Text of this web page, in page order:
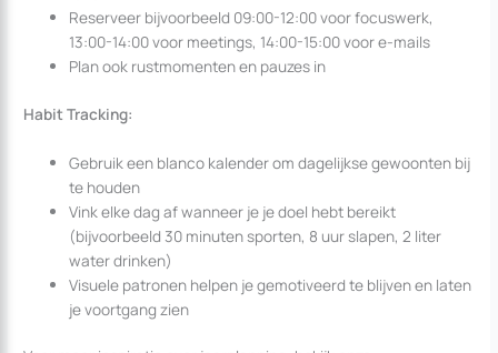
Reserveer bijvoorbeeld 09:00-12:00 voor focuswerk,
13:00-14:00 voor meetings, 14:00-15:00 voor e-mails
Plan ook rustmomenten en pauzes in
Habit Tracking:
Gebruik een blanco kalender om dagelijkse gewoonten bij
te houden
Vink elke dag af wanneer je je doel hebt bereikt
(bijvoorbeeld 30 minuten sporten, 8 uur slapen, 2 liter
water drinken)
Visuele patronen helpen je gemotiveerd te blijven en laten
je voortgang zien